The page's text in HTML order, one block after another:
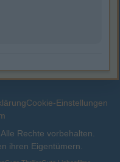
Cookie-Einstellungen
Rechte vorbehalten.
ihren Eigentümern.